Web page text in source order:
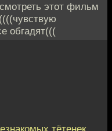
этот фильм
обгадят(((